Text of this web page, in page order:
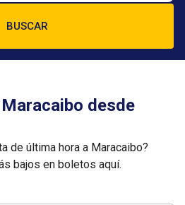
BUSCAR
desde
de última hora a Maracaibo?
bajos en boletos aquí.